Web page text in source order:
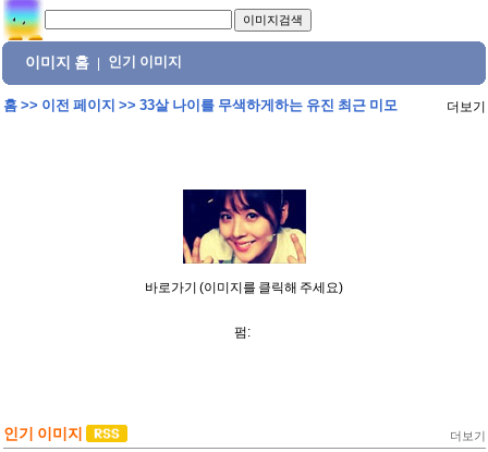
이미지 홈 인기 이미지
홈>> 이전 페이지 >> 33살 나이를 무색하게하는 유진 최근 미모 더보기
바로가기 (이미지를 클릭해 주세요)
펌:
인기 이미지 더보기